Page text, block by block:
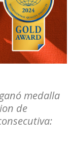
medalla
de